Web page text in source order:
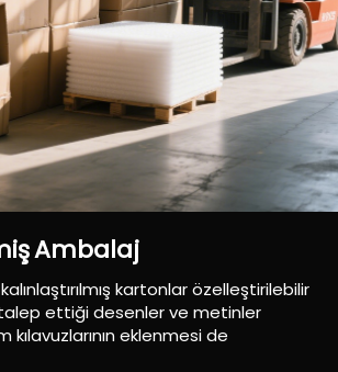
Ambalaj
kartonlar özelleştirilebilir
ettiği desenler ve metinler
kılavuzlarının eklenmesi de